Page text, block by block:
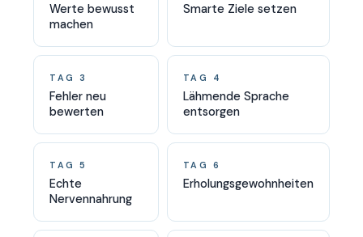
Werte bewusst
machen
Smarte Ziele setzen
TAG 3
Fehler neu
bewerten
TAG 4
Lähmende Sprache
entsorgen
TAG 5
Echte
Nervennahrung
TAG 6
Erholungsgewohnheiten